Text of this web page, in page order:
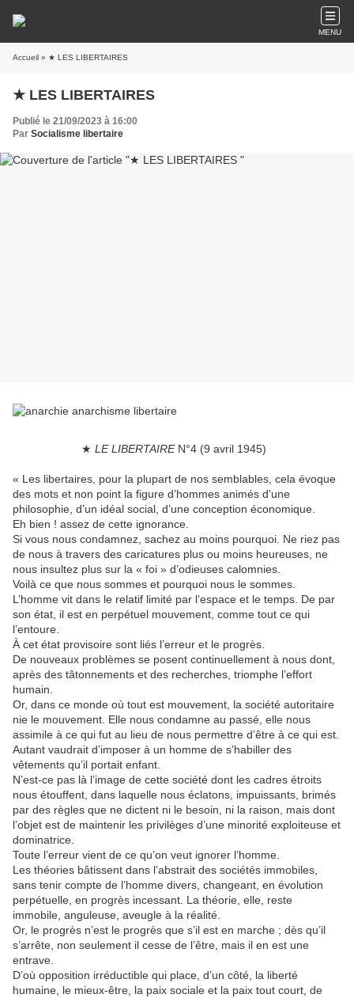
MENU
Accueil » ★ LES LIBERTAIRES
★ LES LIBERTAIRES
Publié le 21/09/2023 à 16:00
Par Socialisme libertaire
★ LE LIBERTAIREN°4 (9 avril 1945)
« Les libertaires, pour la plupart de nos semblables, cela évoque
des mots et non point la figure d’hommes animés d’une
philosophie, d’un idéal social, d’une conception économique.
Eh bien ! assez de cette ignorance.
Si vous nous condamnez, sachez au moins pourquoi. Ne riez pas
de nous à travers des caricatures plus ou moins heureuses, ne
nous insultez plus sur la « foi » d’odieuses calomnies.
Voilà ce que nous sommes et pourquoi nous le sommes.
L’homme vit dans le relatif limité par l’espace et le temps. De par
son état, il est en perpétuel mouvement, comme tout ce qui
l’entoure.
À cet état provisoire sont liés l’erreur et le progrès.
De nouveaux problèmes se posent continuellement à nous dont,
après des tâtonnements et des recherches, triomphe l’effort
humain.
Or, dans ce monde où tout est mouvement, la société autoritaire
nie le mouvement. Elle nous condamne au passé, elle nous
assimile à ce qui fut au lieu de nous permettre d’être à ce qui est.
Autant vaudrait d’imposer à un homme de s’habiller des
vêtements qu’il portait enfant.
N’est-ce pas là l’image de cette société dont les cadres étroits
nous étouffent, dans laquelle nous éclatons, impuissants, brimés
par des règles que ne dictent ni le besoin, ni la raison, mais dont
l’objet est de maintenir les privilèges d’une minorité exploiteuse et
dominatrice.
Toute l’erreur vient de ce qu’on veut ignorer l’homme.
Les théories bâtissent dans l’abstrait des sociétés immobiles,
sans tenir compte de l’homme divers, changeant, en évolution
perpétuelle, en progrès incessant. La théorie, elle, reste
immobile, anguleuse, aveugle à la réalité.
Or, le progrès n’est le progrès que s’il est en marche ; dès qu’il
s’arrête, non seulement il cesse de l’être, mais il en est une
entrave.
D’où opposition irréductible qui place, d’un côté, la liberté
humaine, le mieux-être, la paix sociale et la paix tout court, de